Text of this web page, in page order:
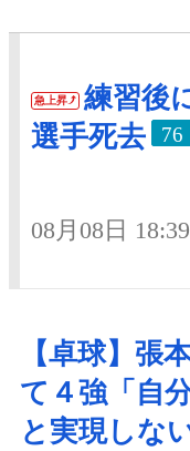
急上昇
練習後
選手死去
76
08月08日 18:39
【卓球】張
て４強「自
と実現しな